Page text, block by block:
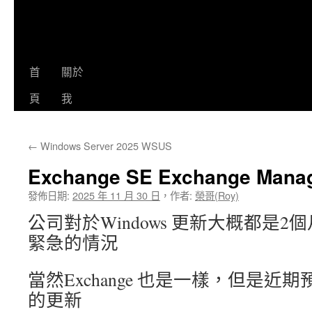
首
頁
關於
我
← Windows Server 2025 WSUS
Exchange SE Exchange
發佈日期: 2025 年 11 月 30 日 ， 作者: 榮哥(Roy)
公司對於Windows 更新大概都是2
緊急的情況
當然Exchange 也是一樣，但是近期
的更新